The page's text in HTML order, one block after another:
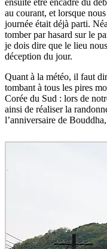
ensuite être encadré du
au courant, et lorsque
journée était déjà parti.
tomber par hasard sur le
je dois dire que le lieu
déception du jour.
Quant à la météo, il faut
tombant à tous les pires
Corée du Sud : lors de
ainsi de réaliser la
l’anniversaire de